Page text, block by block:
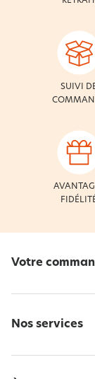
SUIVI
Votre
Nos services